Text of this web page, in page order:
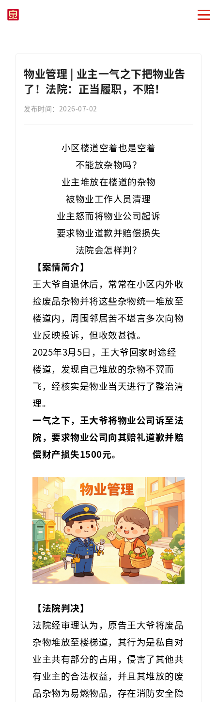
物业管理 | 业主一气之下把物业告
了！法院：正当履职，不赔！
发布时间：2026-07-02
小区楼道空着也是空着
不能放杂物吗？
业主堆放在楼道的杂物
被物业工作人员清理
业主怒而将物业公司起诉
要求物业道歉并赔偿损失
法院会怎样判？
【案情简介】
王大爷自退休后，常常在小区内外收
捡废品杂物并将这些杂物统一堆放至
楼道内，周围邻居苦不堪言多次向物
业反映投诉，但收效甚微。
2025年3月5日，王大爷回家时途经
楼道，发现自己堆放的杂物不翼而
飞，经核实是物业当天进行了整治清
理。
一气之下， 王大爷将物业公司诉至法
院， 要求物业公司向其赔礼道歉并赔
偿财产损失1500元。
【法院判决】
法院经审理认为，原告王大爷将废品
杂物堆放至楼梯道，其行为是私自对
业主共有部分的占用，侵害了其他共
有业主的合法权益，并且其堆放的废
品杂物为易燃物品，存在消防安全隐